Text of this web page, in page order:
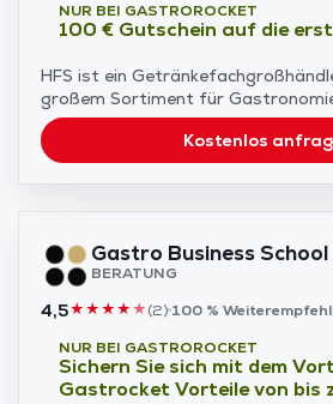
NUR BEI GASTROROCKET
100 € Gutschein auf die
HFS ist ein
großem Sortiment für Gastronomie
Kostenlos
Gastro Business School
BERATUNG
4,5★★★★★(2)100 %
NUR BEI GASTROROCKET
Sichern Sie sich mit dem
Gastrocket Vorteile von bis